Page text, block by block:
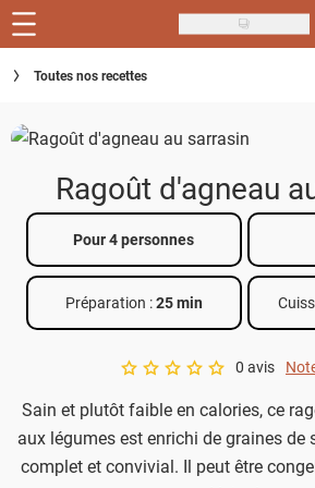
Skip
to
main
Recettes
Inspirations
Menu de la semaine
Actus
Téléchargez l'app Saveurs Recettes
Guide d'achat
Toutes nos recettes
Ragoût d'agneau
Pour 4 personnes
Préparation :25 min
A star rating of 0 out of 5.
0 avis
Sain et plutôt faible en calories, ce
aux légumes est enrichi de graines de
complet et convivial. Il peut être